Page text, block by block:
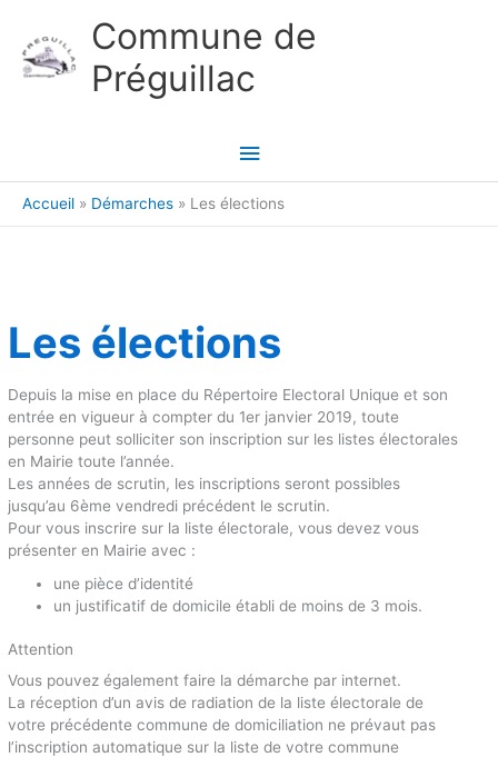
Commune de
Préguillac
Menu
principal
Accueil Démarches Les élections
Les élections
Depuis la mise en place du Répertoire Electoral Unique et son
entrée en vigueur à compter du 1er janvier 2019, toute
personne peut solliciter son inscription sur les listes électorales
en Mairie toute l’année.
Les années de scrutin, les inscriptions seront possibles
jusqu’au 6ème vendredi précédent le scrutin.
Pour vous inscrire sur la liste électorale, vous devez vous
présenter en Mairie avec :
une pièce d’identité
un justificatif de domicile établi de moins de 3 mois.
Attention
Vous pouvez également faire la démarche par internet.
La réception d’un avis de radiation de la liste électorale de
votre précédente commune de domiciliation ne prévaut pas
l’inscription automatique sur la liste de votre commune